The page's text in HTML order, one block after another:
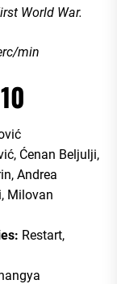
World War.
min
Ćenan Beljulji,
Andrea
Milovan
Restart,